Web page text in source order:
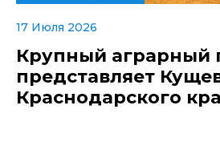
17 Июля 2026
Крупный аграрный
представляет
Краснодарского